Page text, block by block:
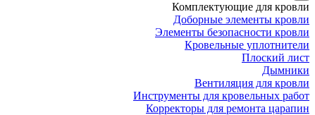
Комплектующие для кровли
Доборные элементы кровли
Элементы безопасности кровли
Кровельные уплотнители
Плоский лист
Дымники
Вентиляция для кровли
Инструменты для кровельных работ
Корректоры для ремонта царапин